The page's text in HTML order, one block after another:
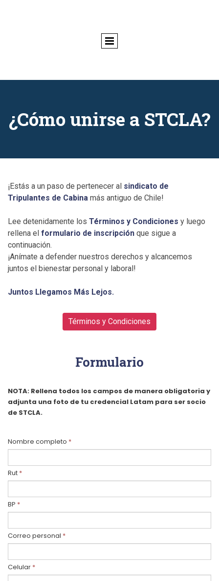
¿Cómo unirse a STCLA?
¡Estás a un paso de pertenecer al sindicato de
Tripulantes de Cabina más antiguo de Chile!
Lee detenidamente los Términos y Condiciones y luego
rellena el formulario de inscripción que sigue a
continuación.
¡Anímate a defender nuestros derechos y alcancemos
juntos el bienestar personal y laboral!
Juntos Llegamos Más Lejos.
Términos y Condiciones
Formulario
NOTA: Rellena todos los campos de manera obligatoria y
adjunta una foto de tu credencial Latam para ser socio
de STCLA.
Nombre completo *
Rut *
BP *
Correo personal *
Celular *